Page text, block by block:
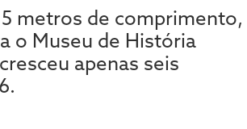
metros de comprimento,
o Museu de História
apenas seis